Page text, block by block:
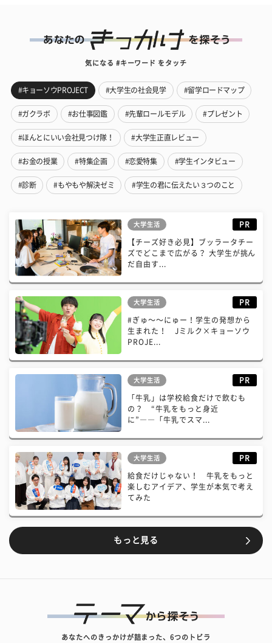
気になる #キーワード をタッチ
#キョーソウPROJECT #大学生の社会見学 #留学ロードマップ
#ガクラボ #お仕事図鑑 #先輩ロールモデル #プレゼント
#ほんとにいい会社見つけ隊！ #大学生正直レビュー
#お金の授業 #特集企画 #恋愛特集 #学生インタビュー
#診断 #もやもや解決ゼミ #学生の君に伝えたい３つのこと
大学生活 PR
【チーズ好き必見】ブッラータチー
ズでどこまで広がる？ 大学生が挑ん
だ自由す...
大学生活 PR
#ぎゅ〜〜にゅー！学生の発想から
生まれた！ Jミルク×キョーソウ
PROJE...
大学生活 PR
「牛乳」は学校給食だけで飲むも
の？ “牛乳をもっと身近
に”――「牛乳でスマ...
大学生活 PR
給食だけじゃない！ 牛乳をもっと
楽しむアイデア、学生が本気で考え
てみた
もっと見る
あなたへのきっかけが詰まった、6つのトビラ